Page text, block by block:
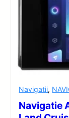
Navigatii,
Navigatie